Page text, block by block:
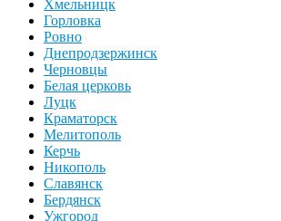
Хмельницк
Горловка
Ровно
Днепродзержинск
Черновцы
Белая церковь
Луцк
Краматорск
Мелитополь
Керчь
Никополь
Славянск
Бердянск
Ужгород